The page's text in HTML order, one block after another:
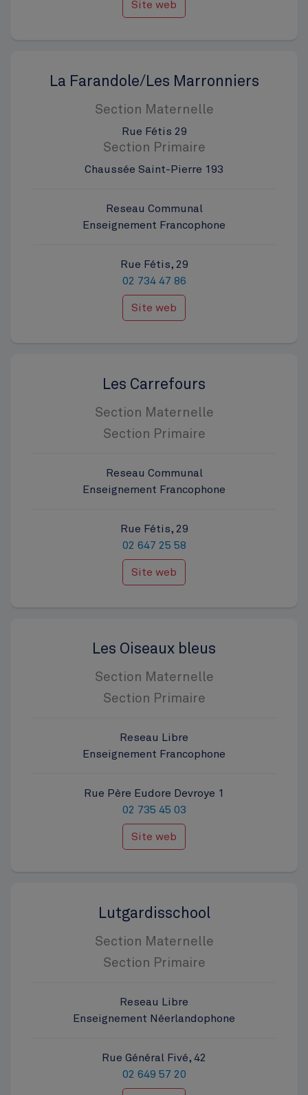
Site web
La Farandole/Les Marronniers
Section Maternelle
Rue Fétis 29
Section Primaire
Chaussée Saint-Pierre 193
Reseau Communal
Enseignement Francophone
Rue Fétis, 29
02 734 47 86
Site web
Les Carrefours
Section Maternelle
Section Primaire
Reseau Communal
Enseignement Francophone
Rue Fétis, 29
02 647 25 58
Site web
Les Oiseaux bleus
Section Maternelle
Section Primaire
Reseau Libre
Enseignement Francophone
Rue Père Eudore Devroye 1
02 735 45 03
Site web
Lutgardisschool
Section Maternelle
Section Primaire
Reseau Libre
Enseignement Néerlandophone
Rue Général Fivé, 42
02 649 57 20